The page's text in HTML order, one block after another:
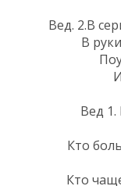
Вед. 2.В
В
Вед 1.
Кто
Кто